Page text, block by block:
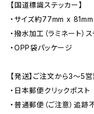
【国道標識ステッカー】
・サイズ約77mm x 81mm
・撥水加工（ラミネート）
・OPP袋パッケージ
【発送】ご注文から3〜5営
・日本郵便クリックポスト
・普通郵便（ご注意）追